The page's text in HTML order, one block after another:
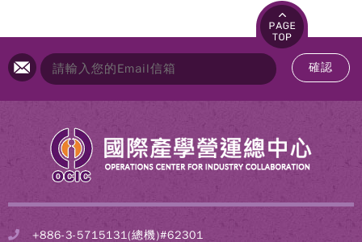
確認
+886-3-5715131(總機)#62301